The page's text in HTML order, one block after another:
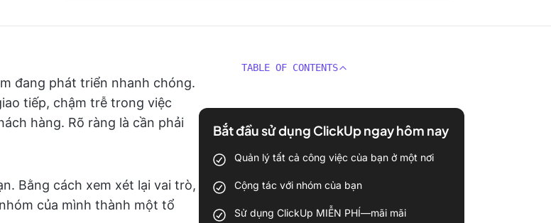
đang phát triển nhanh chóng.
tiếp, chậm trễ trong việc
hàng. Rõ ràng là cần phải
Bằng cách xem xét lại vai trò,
của mình thành một tổ
TABLE OF CONTENTS
Bắt đầu sử dụng ClickUp ngay hôm nay
Quản lý tất cả công việc của bạn ở một nơi
Cộng tác với nhóm của bạn
Sử dụng ClickUp MIỄN PHÍ—mãi mãi